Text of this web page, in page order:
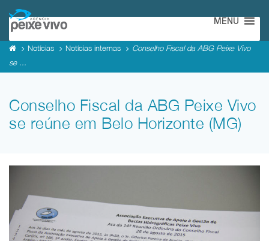
MENU
Notícias Notícias internas
Conselho Fiscal da ABG Peixe Vivo
se ...
Conselho Fiscal da ABG Peixe Vivo
se reúne em Belo Horizonte (MG)